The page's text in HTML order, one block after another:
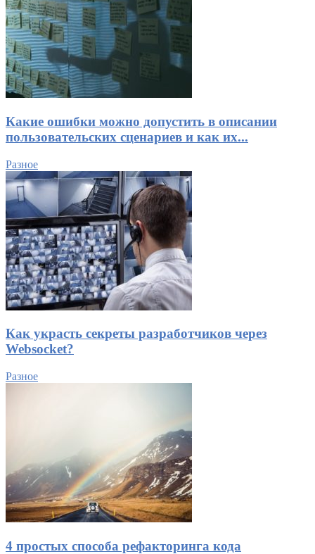
Какие ошибки можно допустить в описании
пользовательских сценариев и как их...
Разное
Как украсть секреты разработчиков через
Websocket?
Разное
4 простых способа рефакторинга кода